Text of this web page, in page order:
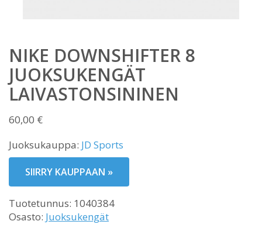
NIKE DOWNSHIFTER 8
JUOKSUKENGÄT
LAIVASTONSININEN
60,00 €
Juoksukauppa: JD Sports
SIIRRY KAUPPAAN »
Tuotetunnus: 1040384
Osasto: Juoksukengät